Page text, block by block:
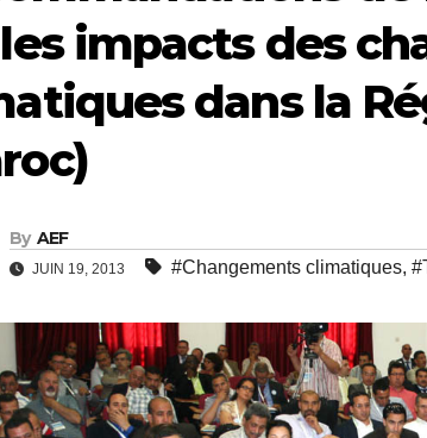
impacts des
dans la
By AEF
JUIN 19, 2013 #Changements climatiques,